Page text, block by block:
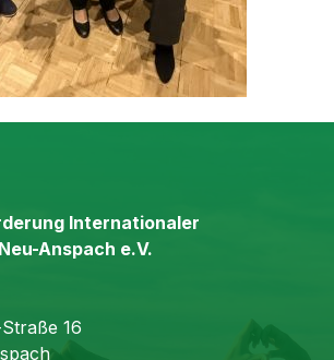
Internationaler
Anspach e.V.
16